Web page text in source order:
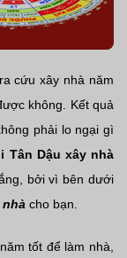
cứu xây nhà năm
không. Kết quả
phải lo ngại gì
Tân Dậu xây nhà
bởi vì bên dưới
cho bạn.
tốt để làm nhà,